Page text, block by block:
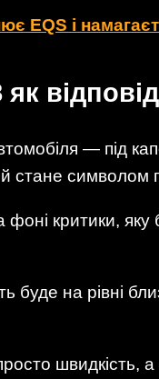
EQS і
— під
стане
критики, яку
буде на рівні
швидкість,